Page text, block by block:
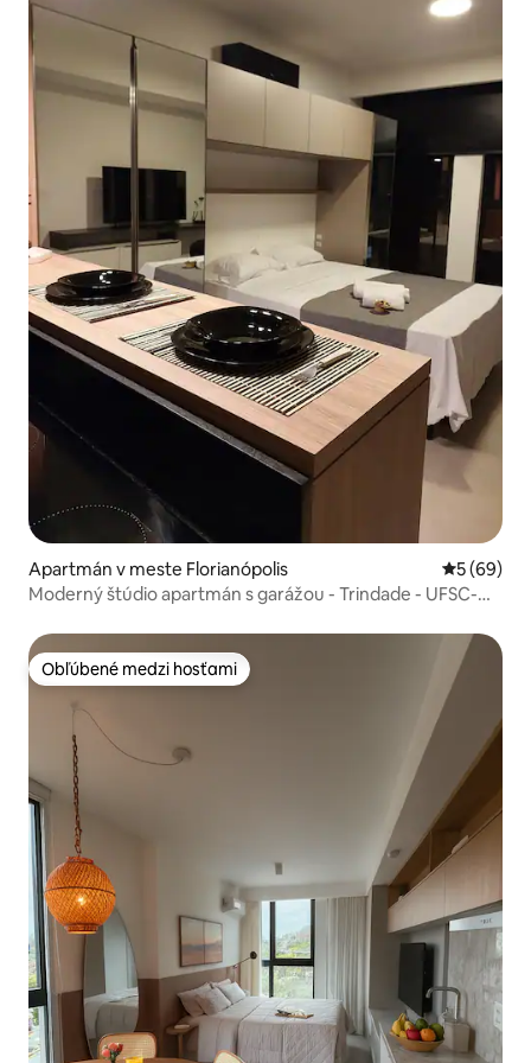
Apartmán v meste Florianópolis
5 (69)
Moderný štúdio apartmán s garážou - Trindade - UFSC-
Obľúbené medzi hosťami
Obľúbené medzi hosťami